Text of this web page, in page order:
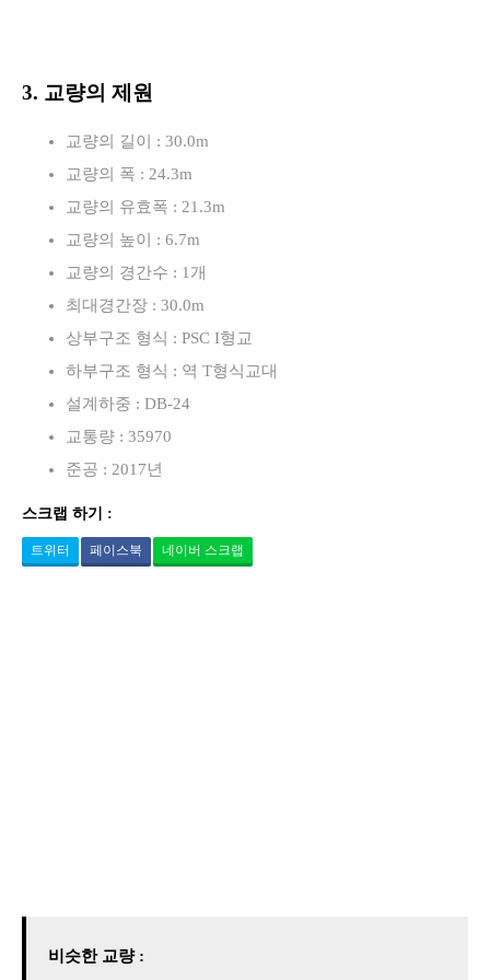
3. 교량의 제원
교량의 길이 : 30.0m
교량의 폭 : 24.3m
교량의 유효폭 : 21.3m
교량의 높이 : 6.7m
교량의 경간수 : 1개
최대경간장 : 30.0m
상부구조 형식 : PSC I형교
하부구조 형식 : 역 T형식교대
설계하중 : DB-24
교통량 : 35970
준공 : 2017년
스크랩 하기 :
트위터 페이스북 네이버 스크랩
비슷한 교량 :